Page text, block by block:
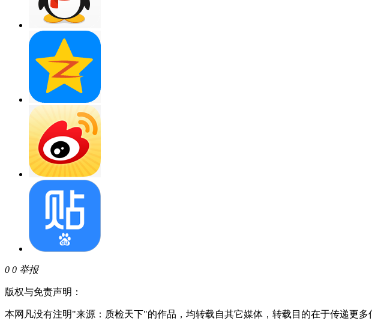
0 0 举报
版权与免责声明：
本网凡没有注明"来源：质检天下"的作品，均转载自其它媒体，转载目的在于传递更